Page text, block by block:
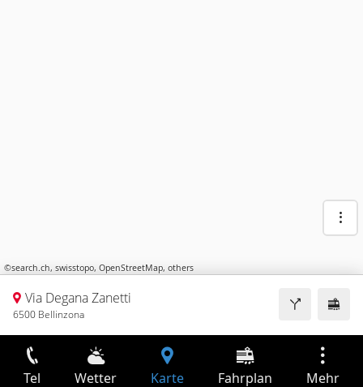
©search.ch, swisstopo, OpenStreetMap, others
Via Degana Zanetti
6500 Bellinzona
Tel Wetter Karte Fahrplan Mehr